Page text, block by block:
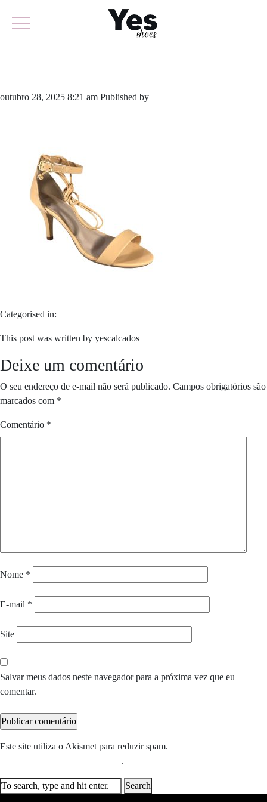
outubro 28, 2025 8:21 am Published by
Categorised in:
This post was written by yescalcados
Deixe um comentário
O seu endereço de e-mail não será publicado. Campos obrigatórios são
marcados com *
Comentário *
Nome *
E-mail *
Site
Salvar meus dados neste navegador para a próxima vez que eu
comentar.
Este site utiliza o Akismet para reduzir spam.
.
Search